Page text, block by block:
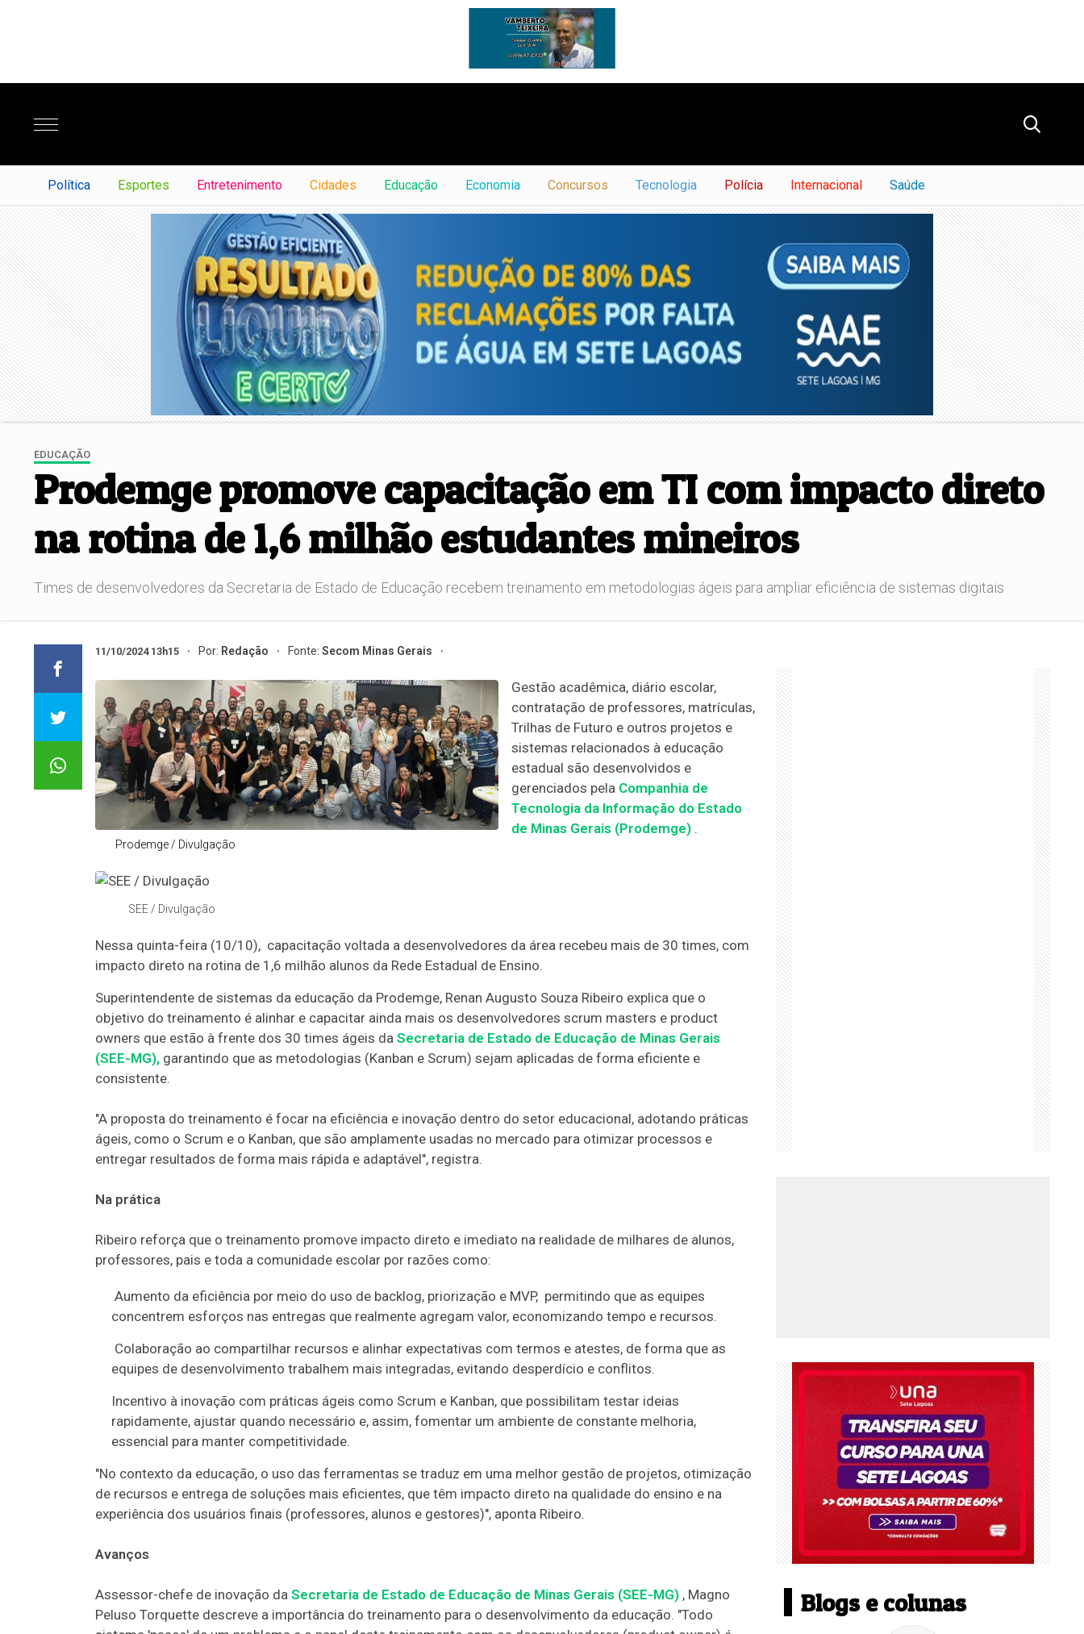
Política Esportes Entretenimento Cidades Educação Economia Concursos Tecnologia Polícia Internacional Saúde
EDUCAÇÃO
Prodemge promove capacitação em TI com impacto direto
na rotina de 1,6 milhão estudantes mineiros
Times de desenvolvedores da Secretaria de Estado de Educação recebem treinamento em metodologias ágeis para ampliar eficiência de sistemas digitais
11/10/2024 13h15 Por: Redação Fonte: Secom Minas Gerais
Prodemge / Divulgação
Gestão acadêmica, diário escolar,
contratação de professores, matrículas,
Trilhas de Futuro e outros projetos e
sistemas relacionados à educação
estadual são desenvolvidos e
gerenciados pela Companhia de
Tecnologia da Informação do Estado
de Minas Gerais (Prodemge).
SEE / Divulgação
Nessa quinta-feira (10/10), capacitação voltada a desenvolvedores da área recebeu mais de 30 times, com
impacto direto na rotina de 1,6 milhão alunos da Rede Estadual de Ensino.
Superintendente de sistemas da educação da Prodemge, Renan Augusto Souza Ribeiro explica que o
objetivo do treinamento é alinhar e capacitar ainda mais os desenvolvedores scrum masters e product
owners que estão à frente dos 30 times ágeis da Secretaria de Estado de Educação de Minas Gerais
(SEE-MG),garantindo que as metodologias (Kanban e Scrum) sejam aplicadas de forma eficiente e
consistente.
"A proposta do treinamento é focar na eficiência e inovação dentro do setor educacional, adotando práticas
ágeis, como o Scrum e o Kanban, que são amplamente usadas no mercado para otimizar processos e
entregar resultados de forma mais rápida e adaptável", registra.
Na prática
Ribeiro reforça que o treinamento promove impacto direto e imediato na realidade de milhares de alunos,
professores, pais e toda a comunidade escolar por razões como:
Aumento da eficiência por meio do uso de backlog, priorização e MVP, permitindo que as equipes
concentrem esforços nas entregas que realmente agregam valor, economizando tempo e recursos.
Colaboração ao compartilhar recursos e alinhar expectativas com termos e atestes, de forma que as
equipes de desenvolvimento trabalhem mais integradas, evitando desperdício e conflitos.
Incentivo à inovação com práticas ágeis como Scrum e Kanban, que possibilitam testar ideias
rapidamente, ajustar quando necessário e, assim, fomentar um ambiente de constante melhoria,
essencial para manter competitividade.
"No contexto da educação, o uso das ferramentas se traduz em uma melhor gestão de projetos, otimização
de recursos e entrega de soluções mais eficientes, que têm impacto direto na qualidade do ensino e na
experiência dos usuários finais (professores, alunos e gestores)", aponta Ribeiro.
Avanços
Assessor-chefe de inovação da Secretaria de Estado de Educação de Minas Gerais (SEE-MG), Magno
Peluso Torquette descreve a importância do treinamento para o desenvolvimento da educação. "Todo
Blogs e colunas